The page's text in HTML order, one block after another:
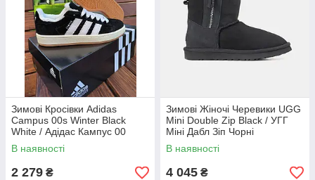
Зимові Кросівки Adidas
Campus 00s Winter Black
White / Адідас Кампус 00
Чорні з Білим (Хутро)
В наявності
2 279 ₴
Зимові Жіночі Черевики UGG
Mini Double Zip Black / УГГ
Міні Дабл Зіп Чорні
В наявності
4 045 ₴